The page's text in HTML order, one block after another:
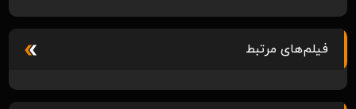
فیلم‌های مرتبط